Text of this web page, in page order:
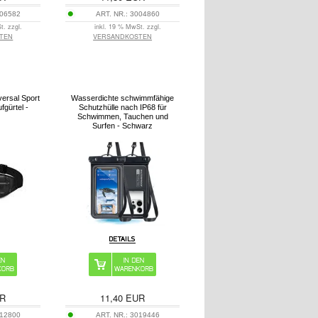
zzgl.
ART. NR.:3004860
inkl. 19 % MwSt. zzgl.
VERSANDKOSTEN
Sport
-
Wasserdichte schwimmfähige
Schutzhülle nach IP68 für
Schwimmen, Tauchen und
Surfen - Schwarz
11,40 EUR
ART. NR.:3019446